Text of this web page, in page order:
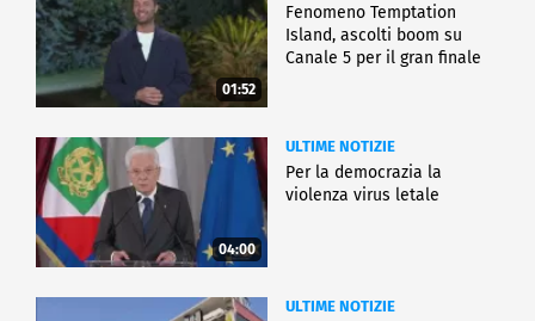
01:52
Fenomeno Temptation
Island, ascolti boom su
Canale 5 per il gran finale
04:00
ULTIME NOTIZIE
Per la democrazia la
violenza virus letale
ULTIME NOTIZIE